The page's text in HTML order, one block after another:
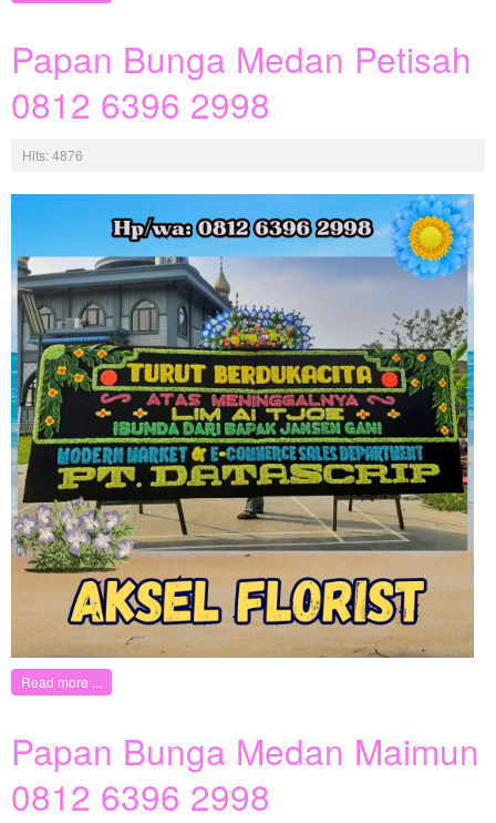
Papan Bunga Medan Petisah
0812 6396 2998
Hits: 4876
Read more ...
Papan Bunga Medan Maimun
0812 6396 2998